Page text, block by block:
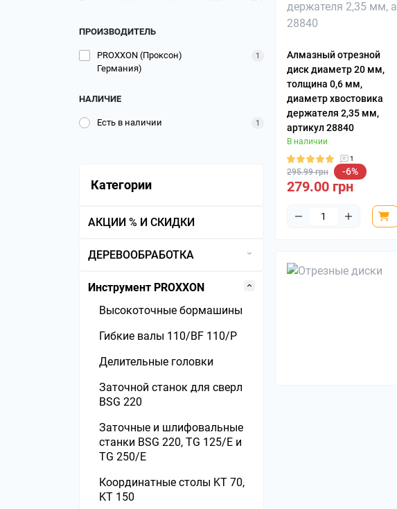
ПРОИЗВОДИТЕЛЬ
PROXXON (Проксон)
Германия)
1
НАЛИЧИЕ
Есть в наличии 1
Категории
АКЦИИ % И СКИДКИ
ДЕРЕВООБРАБОТКА
станки
Оснастка к рейсмусовым
станкам
Долбежные станки
Заточные станки
Заточные станки для ножей
Инструмент PROXXON
Высокоточные бормашины
Гибкие валы 110/BF 110/P
Делительные головки
Заточной станок для сверл
BSG 220
Заточные и шлифовальные
станки BSG 220, TG 125/E и
TG 250/E
Координатные столы KT 70,
KT 150
Алмазный отрезной
диск диаметр 20 мм,
толщина 0,6 мм,
диаметр хвостовика
держателя 2,35 мм,
артикул 28840
В наличии
1
295.99 грн -6%
279.00 грн